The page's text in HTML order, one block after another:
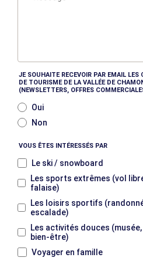
JE SOUHAITE RECEVOIR PAR EMAIL
DE TOURISME DE LA VALLÉE DE
(NEWSLETTERS, OFFRES
Oui
Non
VOUS ÊTES INTÉRESSÉS PAR
Le ski / snowboard
Les sports extrêmes (vol
falaise)
Les loisirs sportifs
escalade)
Les activités douces
bien-être)
Voyager en famille